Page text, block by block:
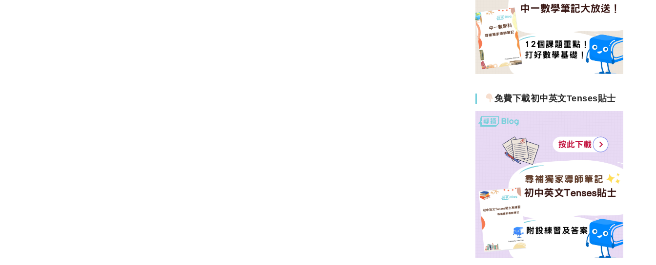
免費下載初中英文Tenses貼士